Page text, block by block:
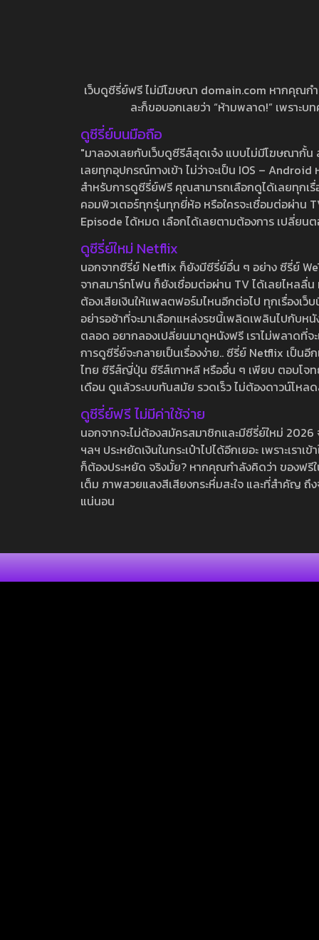
เว็บดูซีรี่ย์ฟรี ไม่มีโฆษณา domain.com หากคุณก
ละก็ขอบอกเลยว่า “ห้ามพลาด!” เพราะ
ดูซีรี่ย์บนมือถือ
"มาลองเลยกับเว็บดูซีรีส์สุดเจ๋ง แบบไม่มีโฆษณากั้
เลยทุกอุปกรณ์ทางเข้า ไม่ว่าจะเป็น IOS –
สำหรับการดูซีรี่ย์ฟรี คุณสามารถเลือกดูได้เลยทุกเ
คอมพิวเตอร์ทุกรุ่นทุกยี่ห้อ หรือใครจะเชื่อมต่อผ่าน
Episode ได้หมด เลือกได้เลยตามต้องการ เปลี่ยน
ดูซีรี่ย์ใหม่ Netflix
นอกจากซีรี่ย์ Netflix ก็ยังมีซีรี่ย์อื่น ๆ อย่าง ซีรี่ย์
จากสมาร์ทโฟน ก็ยังเชื่อมต่อผ่าน TV ได้เลยไหลลื่
ต้องเสียเงินให้แพลตฟอร์มไหนอีกต่อไป ทุกเรื่องเว็
อย่ารอช้าที่จะมาเลือกแหล่งรชนี้เพลิดเพลินไปกับห
ตลอด อยากลองเปลี่ยนมาดูหนังฟรี เราไม่พลาดที่
การดูซีรี่ย์จะกลายเป็นเรื่องง่าย.. ซีรี่ย์ Netflix เป็น
ไทย ซีรีส์ญี่ปุ่น ซีรีส์เกาหลี หรืออื่น ๆ เพียบ ตอบโจท
เดือน ดูแล้วระบบทันสมัย รวดเร็ว ไม่ต้องดาวน์โห
ดูซีรี่ย์ฟรี ไม่มีค่าใช้จ่าย
นอกจากจะไม่ต้องสมัครสมาชิกและมีซีรี่ย์ใหม่
ฯลฯ ประหยัดเงินในกระเป๋าไปได้อีกเยอะ เพราะเร
ก็ต้องประหยัด จริงมั้ย? หากคุณกำลังคิดว่า ของฟ
เต็ม ภาพสวยแสงสีเสียงกระหึ่มสะใจ และที่สำคัญ
แน่นอน